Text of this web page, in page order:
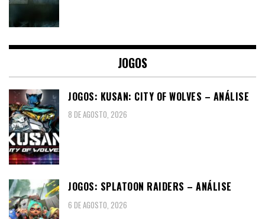
JOGOS
JOGOS: KUSAN: CITY OF WOLVES – ANÁLISE
8 DE AGOSTO, 2026
JOGOS: SPLATOON RAIDERS – ANÁLISE
6 DE AGOSTO, 2026